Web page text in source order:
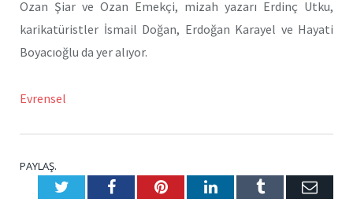
Ozan Şiar ve Ozan Emekçi, mizah yazarı Erdinç Utku,
karikatüristler İsmail Doğan, Erdoğan Karayel ve Hayati
Boyacıoğlu da yer alıyor.
Evrensel
PAYLAŞ.
TwitterFacebookPinterestLinkedInTumblr E-